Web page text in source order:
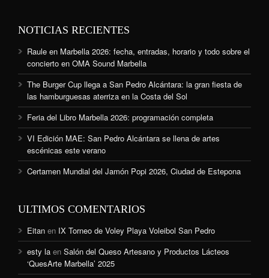
NOTICIAS RECIENTES
Raule en Marbella 2026: fecha, entradas, horario y todo sobre el
concierto en OMA Sound Marbella
The Burger Cup llega a San Pedro Alcántara: la gran fiesta de
las hamburguesas aterriza en la Costa del Sol
Feria del Libro Marbella 2026: programación completa
VI Edición MAE: San Pedro Alcántara se llena de artes
escénicas este verano
Certamen Mundial del Jamón Popi 2026, Ciudad de Estepona
ULTIMOS COMENTARIOS
Eitan en IX Torneo de Voley Playa Voleibol San Pedro
esty la en Salón del Queso Artesano y Productos Lácteos
‘QuesArte Marbella’ 2025